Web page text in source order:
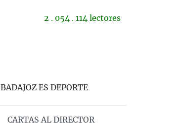
2 . 054 . 114 lectores
BADAJOZ ES DEPORTE
CARTAS AL DIRECTOR